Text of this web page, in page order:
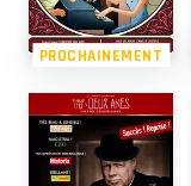
PROCHAINEMENT